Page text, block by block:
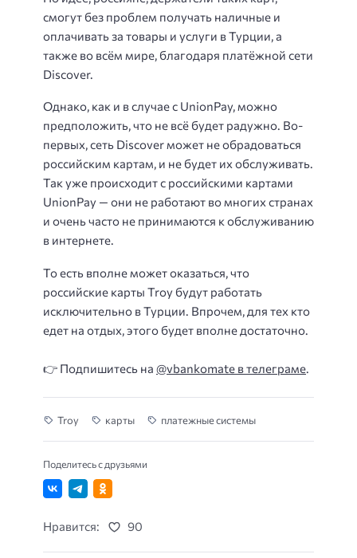
смогут без проблем получать наличные и
оплачивать за товары и услуги в Турции, а
также во всём мире, благодаря платёжной сети
Discover.
Однако, как и в случае с UnionPay, можно
предположить, что не всё будет радужно. Во-
первых, сеть Discover может не обрадоваться
российским картам, и не будет их обслуживать.
Так уже происходит с российскими картами
UnionPay — они не работают во многих странах
и очень часто не принимаются к обслуживанию
в интернете.
То есть вполне может оказаться, что
российские карты Troy будут работать
исключительно в Турции. Впрочем, для тех кто
едет на отдых, этого будет вполне достаточно.
👉 Подпишитесь на @vbankomate в телеграме.
Troy карты платежные системы
Поделитесь с друзьями
Нравится: 90